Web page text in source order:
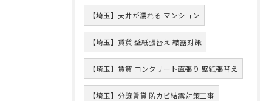
【埼玉】天井が濡れる マンション
【埼玉】賃貸 壁紙張替え 結露対策
【埼玉】賃貸 コンクリート直張り 壁紙張替え
【埼玉】分譲賃貸 防カビ結露対策工事